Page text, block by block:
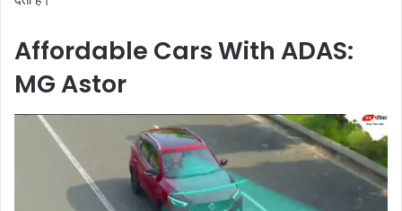
Affordable Cars With ADAS:
MG Astor